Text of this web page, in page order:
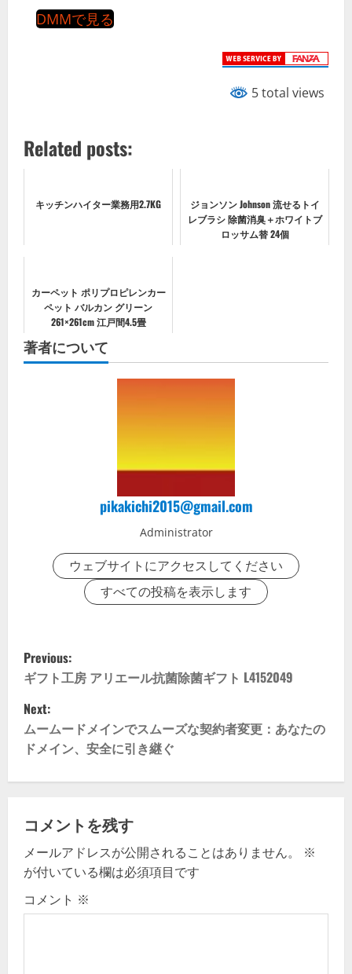
DMMで見る
5 total views
Related posts:
キッチンハイター業務用2.7KG
ジョンソン Johnson 流せるトイ
レブラシ 除菌消臭＋ホワイトブ
ロッサム替 24個
カーペット ポリプロピレンカー
ペット バルカン グリーン
261×261cm 江戸間4.5畳
著者について
pikakichi2015@gmail.com
Administrator
ウェブサイトにアクセスしてください
すべての投稿を表示します
P
o
s
t
n
a
v
i
g
Previous:
ギフト工房 アリエール抗菌除菌ギフト L4152049
Next:
ムームードメインでスムーズな契約者変更：あなたの
ドメイン、安全に引き継ぐ
コメントを残す
メールアドレスが公開されることはありません。
※
が付いている欄は必須項目です
コメント ※